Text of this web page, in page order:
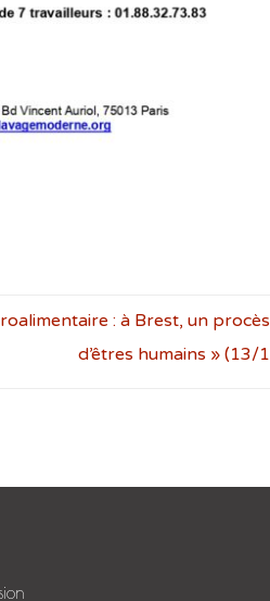
: à Brest, un
d’êtres humains »